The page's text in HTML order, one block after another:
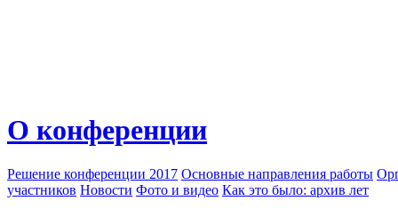
О конференции
Решение конференции 2017 Основные направления работы
участников Новости Фото и видео Как это было: архив лет